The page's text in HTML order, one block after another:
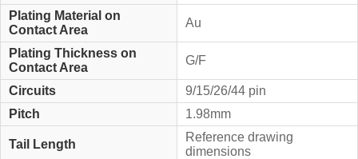
Plating Material on
Contact Area
Au
Plating Thickness on
Contact Area
G/F
Circuits
9/15/26/44 pin
Pitch
1.98mm
Tail Length
Reference drawing
dimensions